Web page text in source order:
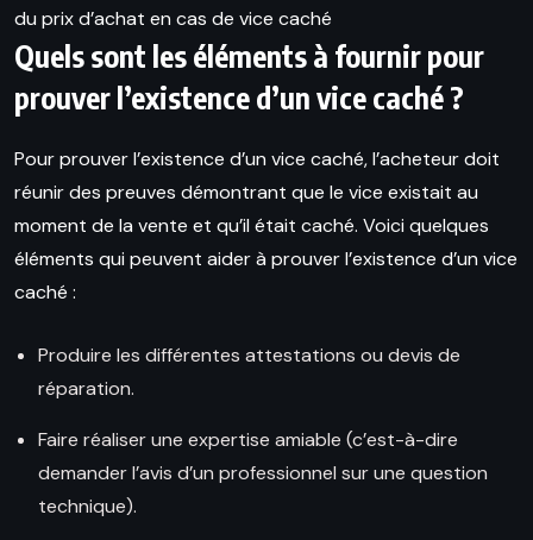
du prix d’achat en cas de vice caché
Quels sont les éléments à fournir pour
prouver l’existence d’un vice caché ?
Pour prouver l’existence d’un vice caché, l’acheteur doit
réunir des preuves démontrant que le vice existait au
moment de la vente et qu’il était caché. Voici quelques
éléments qui peuvent aider à prouver l’existence d’un vice
caché :
Produire les différentes attestations ou devis de
réparation.
Faire réaliser une expertise amiable (c’est-à-dire
demander l’avis d’un professionnel sur une question
technique).